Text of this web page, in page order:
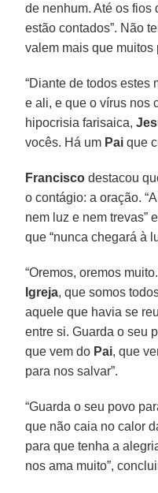
de nenhum. Até os fios
estão contados”. Não
valem mais que muitos
“Diante de todos estes
e ali, e que o vírus nos
hipocrisia farisaica,
vocês. Há um Pai que
Francisco destacou
o contágio: a oração.
nem luz e nem trevas”
que “nunca chegará à
“Oremos, oremos muito.
Igreja, que somos
aquele que havia se
entre si. Guarda o seu
que vem do Pai, que
para nos salvar”.
“Guarda o seu povo
que não caia no calor
para que tenha a
nos ama muito”,